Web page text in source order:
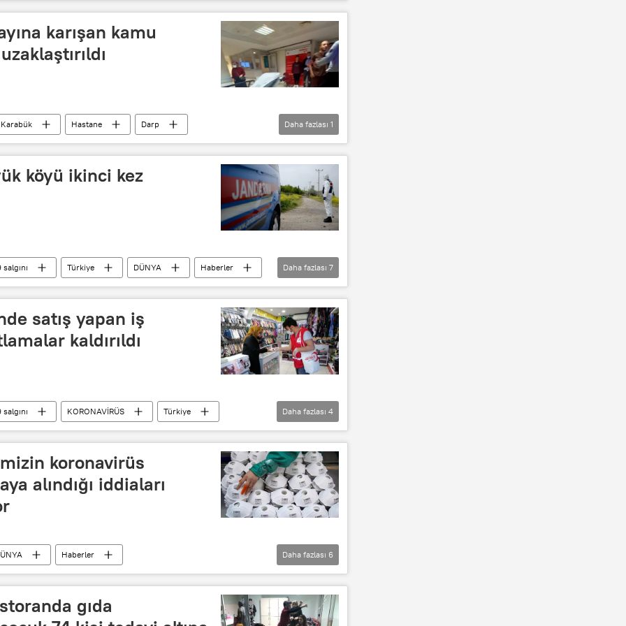
karışan kamu
Karabük Hastane
Darp
Daha fazlası 1
köyü ikinci kez
Türkiye DÜNYA
Haberler
Koronavirüs Kovid-19
vaka
Daha fazlası 7
satış yapan iş
kaldırıldı
KORONAVİRÜS
Türkiye
Koronavirüs
Daha fazlası 4
koronavirüs
alındığı iddiaları
Haberler
TÜRKİYE Koronavirüs
Karabük
Daha fazlası 6
gıda